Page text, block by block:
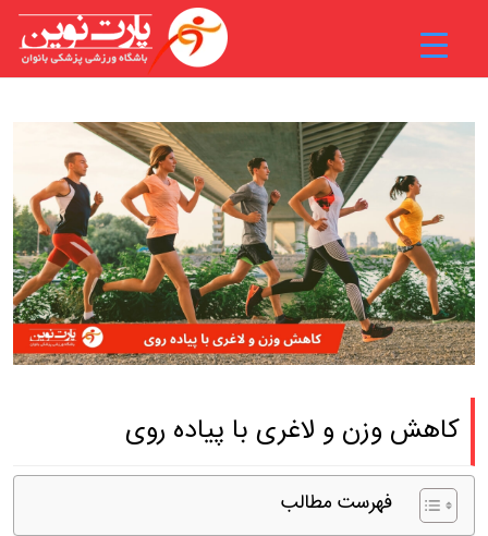
کاهش وزن و لاغری با پیاده روی
فهرست مطالب